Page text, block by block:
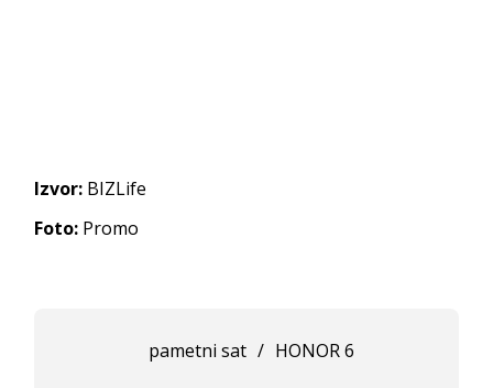
Izvor: BIZLife
Foto: Promo
pametni sat / HONOR 6